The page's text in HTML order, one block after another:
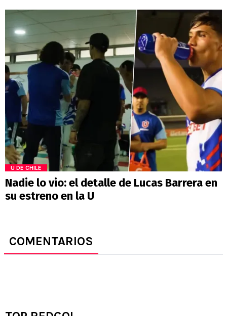
U DE CHILE
Nadie lo vio: el detalle de Lucas Barrera en
su estreno en la U
COMENTARIOS